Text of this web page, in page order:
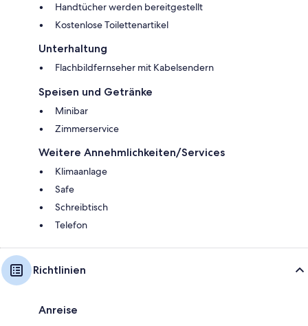
Handtücher werden bereitgestellt
Kostenlose Toilettenartikel
Unterhaltung
Flachbildfernseher mit Kabelsendern
Speisen und Getränke
Minibar
Zimmerservice
Weitere Annehmlichkeiten/Services
Klimaanlage
Safe
Schreibtisch
Telefon
Richtlinien
Anreise